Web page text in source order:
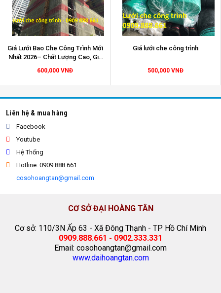
lưới che công trình
Giá Lưới Bao Che Công Trình Mới
Nhất 2026– Chất Lượng Cao, Giá
600,000 VNĐ
Giá lưới che công trình
500,000 VNĐ
Liên hệ & mua hàng
Facebook
Youtube
Hệ Thống
Hotline: 0909.888.661
cosohoangtan@gmail.com
CƠ SỞ ĐẠI HOÀNG TÂN
Cơ sở: 110/3N Ấp 63 - Xã Đông Thạnh - TP Hồ Chí Minh
0909.888.661 - 0902.333.331
Email: cosohoangtan@gmail.com
www.daihoangtan.com